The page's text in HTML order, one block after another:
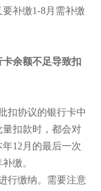
补缴1-8月需补缴
余额不足导致扣
协议的银行卡中
扣款时，都会对
12月的最后一次
缴。
行缴纳。需要注意